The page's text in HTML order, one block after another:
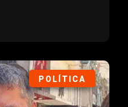
POLÍTICA